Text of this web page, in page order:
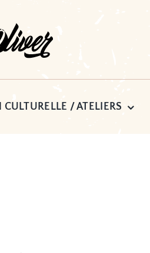
/ ATELIERS